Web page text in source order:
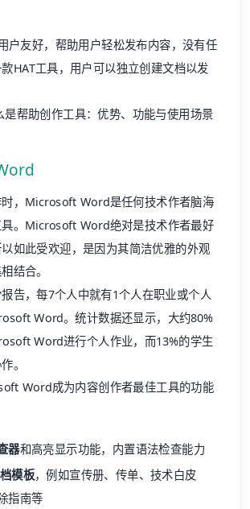
户友好，帮助用户轻松发布内容，没有任
HAT工具，用户可以独立创建文档以发
是帮助创作工具：优势、功能与使用场景
时，Microsoft Word是任何技术作者脑海
。Microsoft Word绝对是技术作者最好
如此受欢迎，是因为其简洁优雅的外观
结合。
告，每7个人中就有1个人在职业或个人
Word。统计数据还显示，大约80%
Word进行个人作业，而13%的学生
。
Word成为内容创作者最佳工具的功能
器和高亮显示功能，内置语法检查能力
模板，例如宣传册、传单、技术白皮
指南等